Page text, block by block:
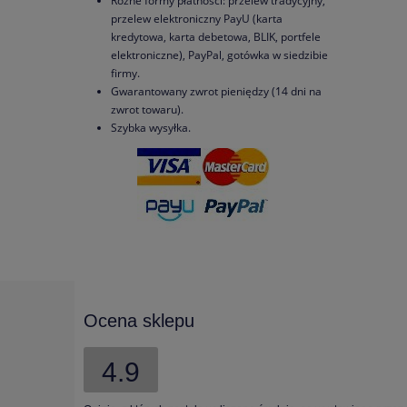
przelew elektroniczny PayU (karta
kredytowa, karta debetowa, BLIK, portfele
elektroniczne), PayPal, gotówka w siedzibie
firmy.
Gwarantowany zwrot pieniędzy (14 dni na
zwrot towaru).
Szybka wysyłka.
Ocena sklepu
4.9